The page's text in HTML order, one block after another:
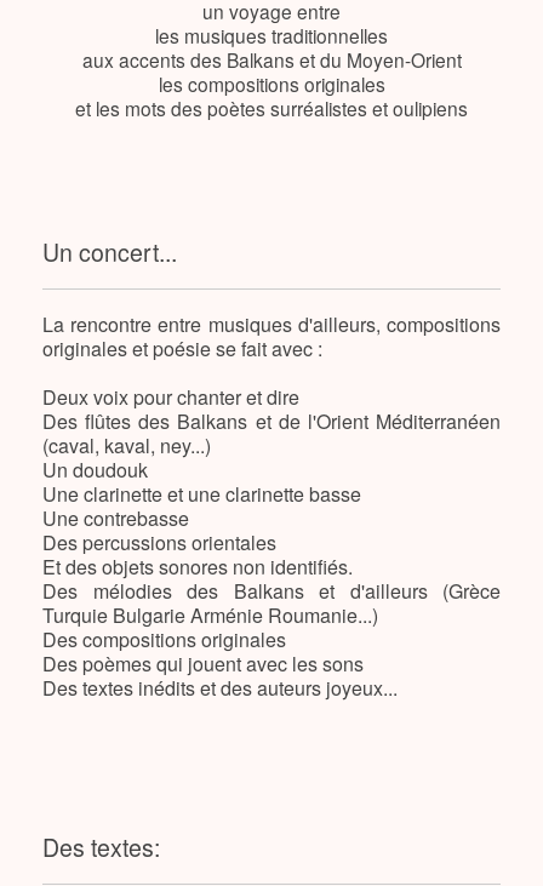
un voyage entre
les musiques traditionnelles
aux accents des Balkans et du Moyen-Orient
les compositions originales
et les mots des poètes surréalistes et oulipiens
Un concert...
La rencontre entre musiques d'ailleurs, compositions
originales et poésie se fait avec :
Deux voix pour chanter et dire
Des flûtes des Balkans et de l'Orient Méditerranéen
(caval, kaval, ney...)
Un doudouk
Une clarinette et une clarinette basse
Une contrebasse
Des percussions orientales
Et des objets sonores non identifiés.
Des mélodies des Balkans et d'ailleurs (Grèce
Turquie Bulgarie Arménie Roumanie...)
Des compositions originales
Des poèmes qui jouent avec les sons
Des textes inédits et des auteurs joyeux...
Des textes: